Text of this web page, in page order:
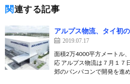
関連する記事
アルプス物流、タイ初
2019.07.17
面積2万4000平方メートル
応 アルプス物流は７月１７
郊のバンパコンで開発を進